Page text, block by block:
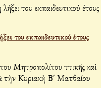
του εκπαιδευτικού έτους